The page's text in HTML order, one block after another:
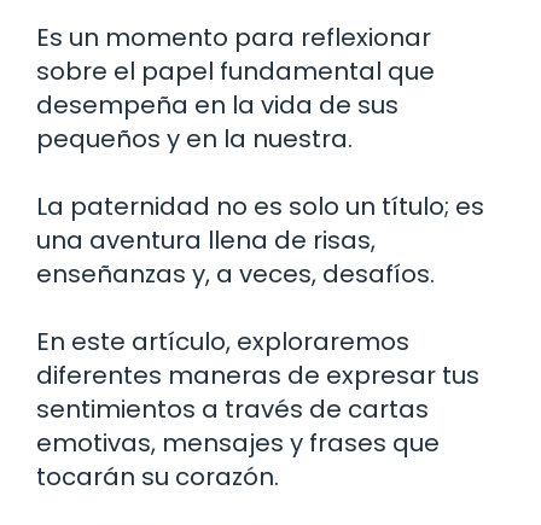
Es un momento para reflexionar
sobre el papel fundamental que
desempeña en la vida de sus
pequeños y en la nuestra.
La paternidad no es solo un título; es
una aventura llena de risas,
enseñanzas y, a veces, desafíos.
En este artículo, exploraremos
diferentes maneras de expresar tus
sentimientos a través de cartas
emotivas, mensajes y frases que
tocarán su corazón.